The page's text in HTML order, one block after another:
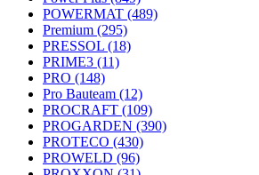
POWERMAT (489)
Premium (295)
PRESSOL (18)
PRIME3 (11)
PRO (148)
Pro Bauteam (12)
PROCRAFT (109)
PROGARDEN (390)
PROTECO (430)
PROWELD (96)